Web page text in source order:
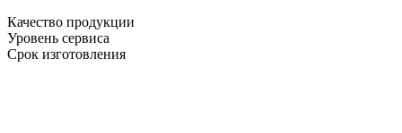
Качество продукции
Уровень сервиса
Срок изготовления